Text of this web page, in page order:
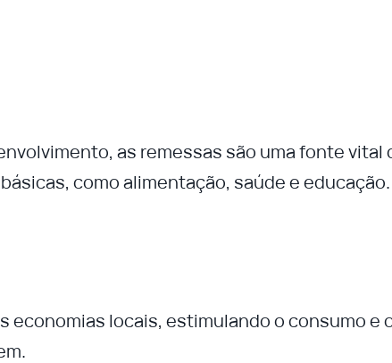
as remessas são uma fonte vital
como alimentação, saúde e educação.
economias locais, estimulando o consumo e